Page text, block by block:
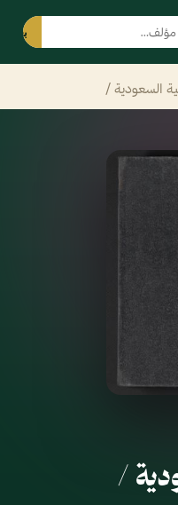
بحث
السعودية /‪
/‪